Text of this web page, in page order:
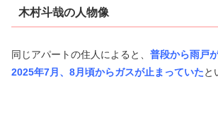
木村斗哉の人物像
同じアパートの住人によると、 普段から雨戸
2025年7月、8月頃からガスが止まっていたと